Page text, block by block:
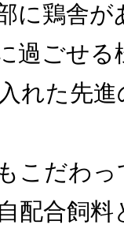
に鶏舎が
過ごせる
れた先
こだわ
配合飼